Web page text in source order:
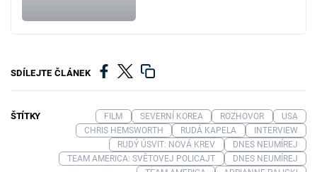
SDÍLEJTE ČLÁNEK
ŠTÍTKY FILM SEVERNÍ KOREA ROZHOVOR
USA
CHRIS HEMSWORTH
RUDÁ KAPELA
INTERVIEW
RUDÝ ÚSVIT: NOVÁ KREV
DNES NEUMÍREJ
TEAM AMERICA: SVĚTOVEJ POLICAJT
DNES NEUMÍREJ